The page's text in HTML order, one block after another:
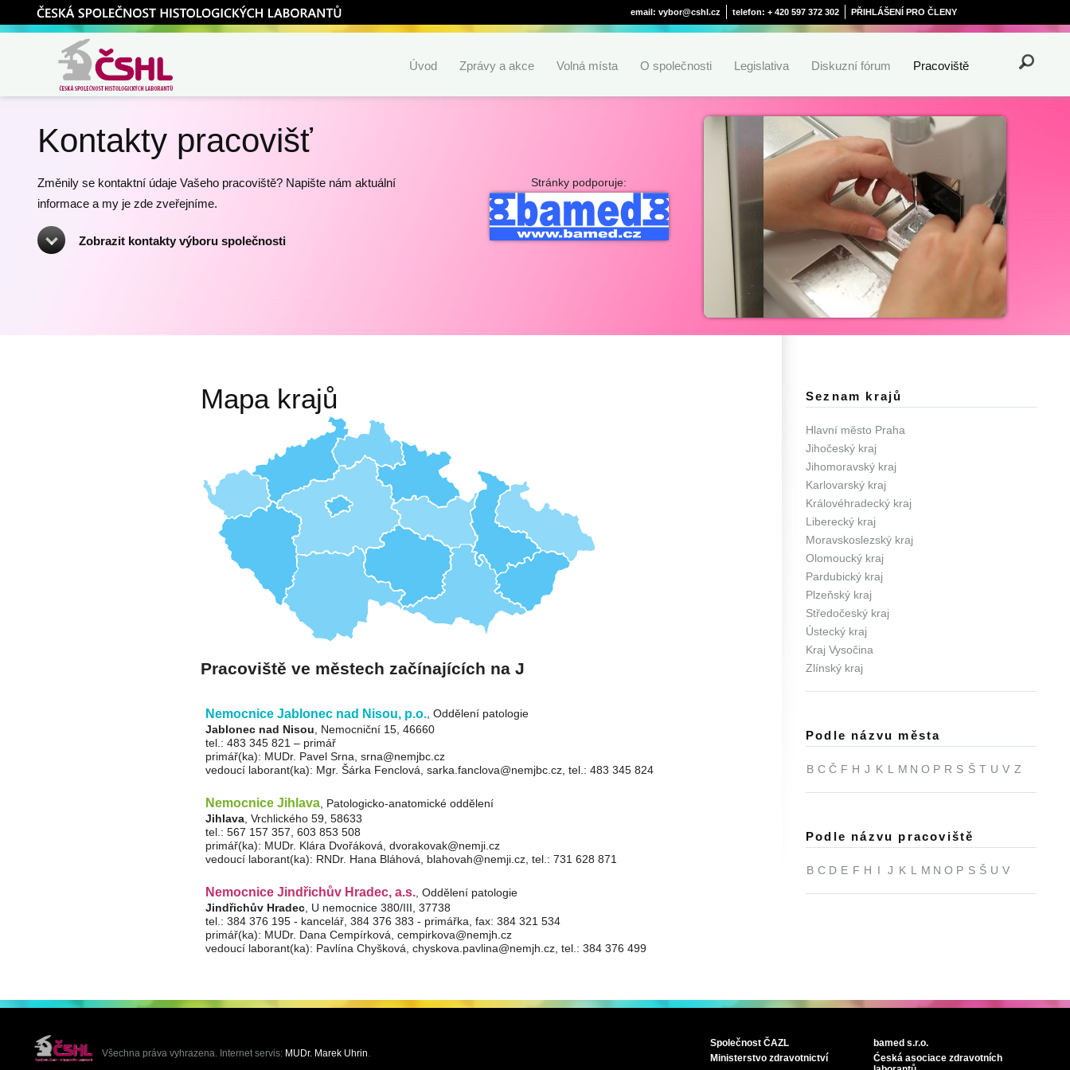
ČSHL
email: vybor@cshl.cz telefon: + 420 597 372 302 PŘIHLÁŠENÍ PRO ČLENY
Česká společnost
histologických
laborantů
Úvod Zprávy a akce Volná místa O společnosti Legislativa Diskuzní fórum Pracoviště
Kontakty pracovišť
Změnily se kontaktní údaje Vašeho pracoviště? Napište nám aktuální
informace a my je zde zveřejníme.
Zobrazit kontakty výboru společnosti
Stránky podporuje:
Seznam krajů
Hlavní město Praha
Jihočeský kraj
Jihomoravský kraj
Karlovarský kraj
Královéhradecký kraj
Liberecký kraj
Moravskoslezský kraj
Olomoucký kraj
Pardubický kraj
Plzeňský kraj
Středočeský kraj
Ústecký kraj
Kraj Vysočina
Zlínský kraj
Podle názvu města
B C Č F H J K L M N O P R S Š T U V Z
Podle názvu pracoviště
B C D E F H I J K L M N O P S Š U V
Mapa krajů
Pracoviště ve městech začínajících na J
Nemocnice Jablonec nad Nisou, p.o. , Oddělení patologie
Jablonec nad Nisou , Nemocniční 15, 46660
tel.: 483 345 821 – primář
primář(ka): MUDr. Pavel Srna, srna
nemjbc
vedoucí laborant(ka): Mgr. Šárka Fenclová, sarka.fanclova
nemjbc , tel.: 483 345 824
Nemocnice Jihlava , Patologicko-anatomické oddělení
Jihlava , Vrchlického 59, 58633
tel.: 567 157 357, 603 853 508
primář(ka): MUDr. Klára Dvořáková, dvorakovak
nemji
vedoucí laborant(ka): RNDr. Hana Bláhová, blahovah
nemji , tel.: 731 628 871
Nemocnice Jindřichův Hradec, a.s., Oddělení patologie
Jindřichův Hradec, U nemocnice 380/III, 37738
tel.: 384 376 195 - kancelář, 384 376 383 - primářka, fax: 384 321 534
primář(ka): MUDr. Dana Cempírková, cempirkova
nemjh
vedoucí laborant(ka): Pavlína Chyšková, chyskova.pavlina
nemjh , tel.: 384 376 499
Všechna práva vyhrazena. Internet servis: MUDr. Marek Uhrin.
Společnost ČAZL
bamed s.r.o.
Ministerstvo zdravotnictví
Ćeská asociace zdravotních